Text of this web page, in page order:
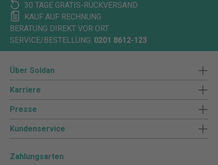
30 TAGE GRATIS-RÜCKVERSAND
KAUF AUF RECHNUNG
BERATUNG DIREKT VOR ORT
SERVICE/BESTELLUNG: 0201 8612-123
Über Soldan
Karriere
Presse
Kundenservice
Zahlungsarten